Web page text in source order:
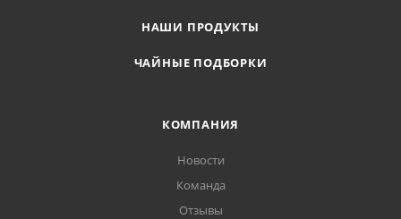
НАШИ ПРОДУКТЫ
ЧАЙНЫЕ ПОДБОРКИ
КОМПАНИЯ
Новости
Команда
Отзывы